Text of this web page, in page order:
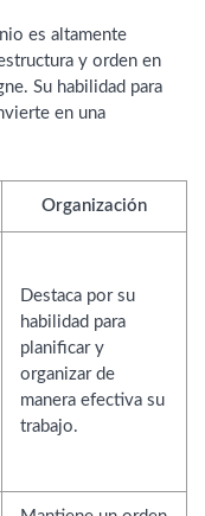
es altamente
y orden en
Su habilidad para
en una
Organización
Destaca por su
habilidad para
planificar y
organizar de
manera efectiva su
trabajo.